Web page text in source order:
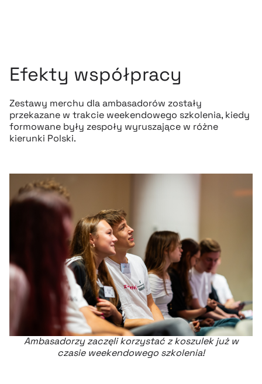
Efekty współpracy
Zestawy merchu dla ambasadorów zostały
przekazane w trakcie weekendowego szkolenia, kiedy
formowane były zespoły wyruszające w różne
kierunki Polski.
Ambasadorzy zaczęli korzystać z koszulek już w
czasie weekendowego szkolenia!